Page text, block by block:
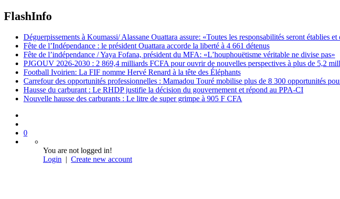
FlashInfo
Déguerpissements à Koumassi/ Alassane Ouattara assure: «Toutes les responsabilités seront établies
Fête de l’Indépendance : le président Ouattara accorde la liberté à 4 661 détenus
Fête de l’indépendance / Yaya Fofana, président du MFA: «L’houphouëtisme véritable ne divise pas»
PJGOUV 2026-2030 : 2 869,4 milliards FCFA pour ouvrir de nouvelles perspectives à plus de 5,2
Football Ivoirien: La FIF nomme Hervé Renard à la tête des Éléphants
Carrefour des opportunités professionnelles : Mamadou Touré mobilise plus de 8 300 opportunités
Hausse du carburant : Le RHDP justifie la décision du gouvernement et répond au PPA-CI
Nouvelle hausse des carburants : Le litre de super grimpe à 905 F CFA
0
You are not logged in!
Login | Create new account